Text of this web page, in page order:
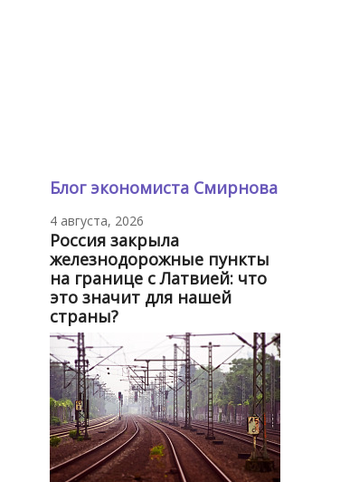
Блог экономиста Смирнова
4 августа, 2026
Россия закрыла
железнодорожные пункты
на границе с Латвией: что
это значит для нашей
страны?